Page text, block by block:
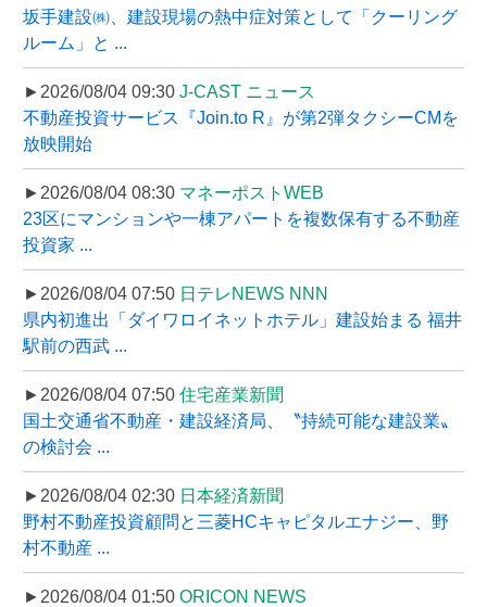
坂手建設㈱、建設現場の熱中症対策として「クーリング
ルーム」と ...
►2026/08/04 09:30 J-CAST ニュース
不動産投資サービス『Join.to R』が第2弾タクシーCMを
放映開始
►2026/08/04 08:30 マネーポストWEB
23区にマンションや一棟アパートを複数保有する不動産
投資家 ...
►2026/08/04 07:50 日テレNEWS NNN
県内初進出「ダイワロイネットホテル」建設始まる 福井
駅前の西武 ...
►2026/08/04 07:50 住宅産業新聞
国土交通省不動産・建設経済局、〝持続可能な建設業〟
の検討会 ...
►2026/08/04 02:30 日本経済新聞
野村不動産投資顧問と三菱HCキャピタルエナジー、野
村不動産 ...
►2026/08/04 01:50 ORICON NEWS